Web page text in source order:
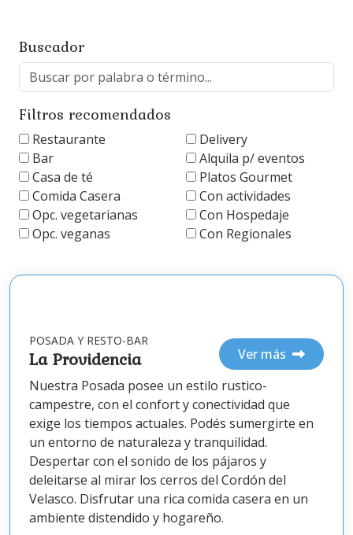
Buscador
Buscar por palabra
Filtros recomendados
Restaurante
Bar
Casa de té
Delivery
Alquila p/ eventos
Platos Gourmet
Comida Casera
Opc. vegetarianas
Opc. veganas
Con actividades
Con Hospedaje
Con Regionales
POSADA Y RESTO-BAR
La Providencia
Ver más
Nuestra Posada posee un estilo rustico-
campestre, con el confort y conectividad que
exige los tiempos actuales. Podés sumergirte en
un entorno de naturaleza y tranquilidad.
Despertar con el sonido de los pájaros y
deleitarse al mirar los cerros del Cordón del
Velasco. Disfrutar una rica comida casera en un
ambiente distendido y hogareño.